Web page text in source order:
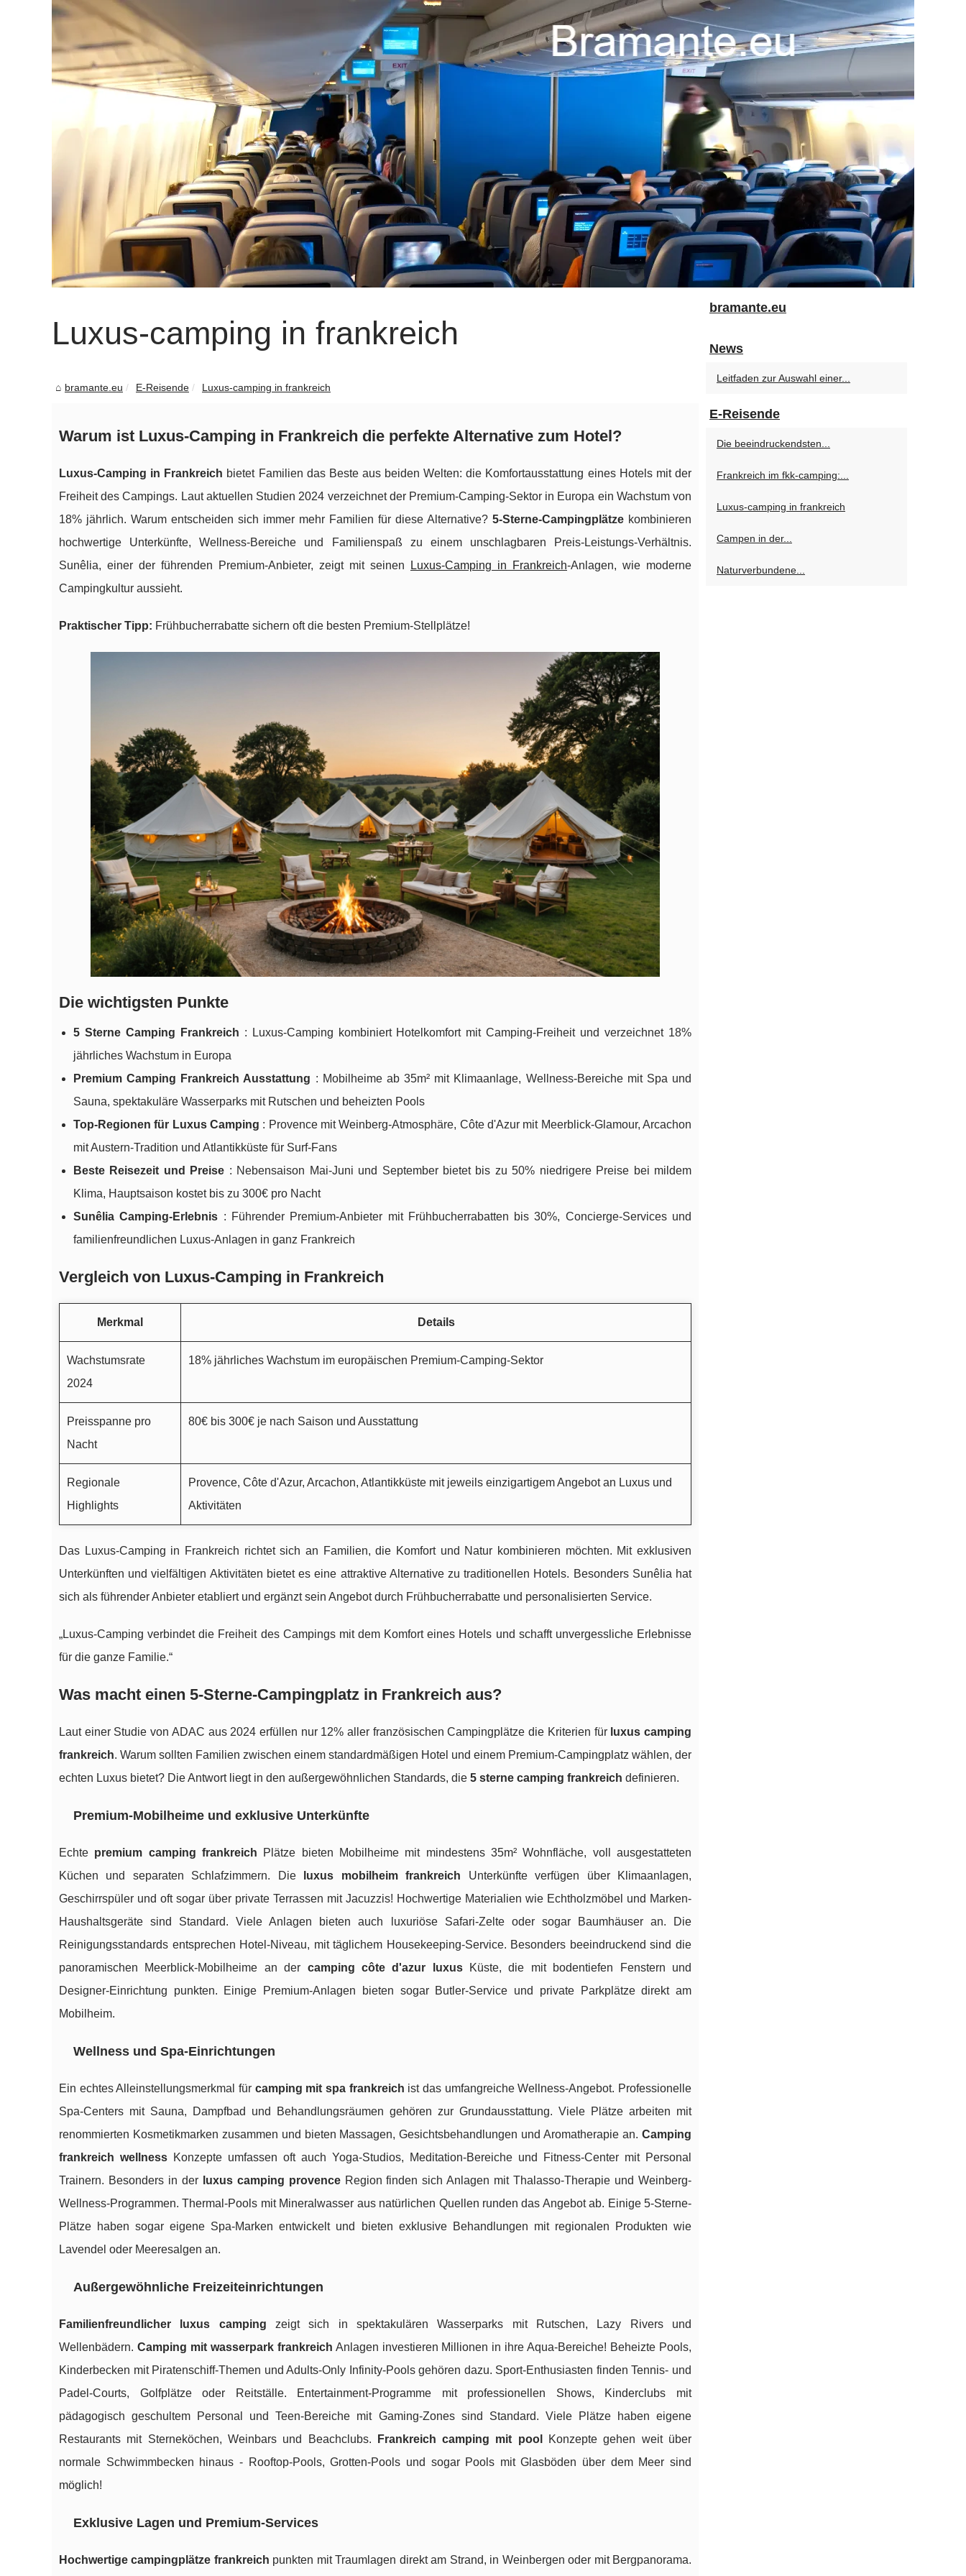
Luxus-camping in frankreich
bramante.eu E-Reisende Luxus-camping in frankreich
Warum ist Luxus-Camping in Frankreich die perfekte Alternative zum Hotel?
Luxus-Camping in Frankreich bietet Familien das Beste aus beiden Welten: die Komfortausstattung eines Hotels mit der
Freiheit des Campings. Laut aktuellen Studien 2024 verzeichnet der Premium-Camping-Sektor in Europa ein Wachstum von
18% jährlich. Warum entscheiden sich immer mehr Familien für diese Alternative? 5-Sterne-Campingplätze kombinieren
hochwertige Unterkünfte, Wellness-Bereiche und Familienspaß zu einem unschlagbaren Preis-Leistungs-Verhältnis.
Sunêlia, einer der führenden Premium-Anbieter, zeigt mit seinen
Luxus-Camping in Frankreich-Anlagen, wie moderne
Campingkultur aussieht.
Praktischer Tipp: Frühbucherrabatte sichern oft die besten Premium-Stellplätze!
Die wichtigsten Punkte
5 Sterne Camping Frankreich : Luxus-Camping kombiniert Hotelkomfort mit Camping-Freiheit und verzeichnet 18%
jährliches Wachstum in Europa
Premium Camping Frankreich Ausstattung : Mobilheime ab 35m² mit Klimaanlage, Wellness-Bereiche mit Spa und
Sauna, spektakuläre Wasserparks mit Rutschen und beheizten Pools
Top-Regionen für Luxus Camping : Provence mit Weinberg-Atmosphäre, Côte d'Azur mit Meerblick-Glamour, Arcachon
mit Austern-Tradition und Atlantikküste für Surf-Fans
Beste Reisezeit und Preise : Nebensaison Mai-Juni und September bietet bis zu 50% niedrigere Preise bei mildem
Klima, Hauptsaison kostet bis zu 300€ pro Nacht
Sunêlia Camping-Erlebnis : Führender Premium-Anbieter mit Frühbucherrabatten bis 30%, Concierge-Services und
familienfreundlichen Luxus-Anlagen in ganz Frankreich
Vergleich von Luxus-Camping in Frankreich
Merkmal Details
Wachstumsrate
2024
18% jährliches Wachstum im europäischen Premium-Camping-Sektor
Preisspanne pro
Nacht
80€ bis 300€ je nach Saison und Ausstattung
Regionale
Highlights
Provence, Côte d'Azur, Arcachon, Atlantikküste mit jeweils einzigartigem Angebot an Luxus und
Aktivitäten
Das Luxus-Camping in Frankreich richtet sich an Familien, die Komfort und Natur kombinieren möchten. Mit exklusiven
Unterkünften und vielfältigen Aktivitäten bietet es eine attraktive Alternative zu traditionellen Hotels. Besonders Sunêlia hat
sich als führender Anbieter etabliert und ergänzt sein Angebot durch Frühbucherrabatte und personalisierten Service.
„Luxus-Camping verbindet die Freiheit des Campings mit dem Komfort eines Hotels und schafft unvergessliche Erlebnisse
für die ganze Familie.“
Was macht einen 5-Sterne-Campingplatz in Frankreich aus?
Laut einer Studie von ADAC aus 2024 erfüllen nur 12% aller französischen Campingplätze die Kriterien für luxus camping
frankreich. Warum sollten Familien zwischen einem standardmäßigen Hotel und einem Premium-Campingplatz wählen, der
echten Luxus bietet? Die Antwort liegt in den außergewöhnlichen Standards, die 5 sterne camping frankreich definieren.
Premium-Mobilheime und exklusive Unterkünfte
Echte premium camping frankreich Plätze bieten Mobilheime mit mindestens 35m² Wohnfläche, voll ausgestatteten
Küchen und separaten Schlafzimmern. Die
luxus mobilheim frankreich Unterkünfte verfügen über Klimaanlagen,
Geschirrspüler und oft sogar über private Terrassen mit Jacuzzis! Hochwertige Materialien wie Echtholzmöbel und Marken-
Haushaltsgeräte sind Standard. Viele Anlagen bieten auch luxuriöse Safari-Zelte oder sogar Baumhäuser an. Die
Reinigungsstandards entsprechen Hotel-Niveau, mit täglichem Housekeeping-Service. Besonders beeindruckend sind die
panoramischen Meerblick-Mobilheime an der camping côte d'azur luxusKüste, die mit bodentiefen Fenstern und
Designer-Einrichtung punkten. Einige Premium-Anlagen bieten sogar Butler-Service und private Parkplätze direkt am
Mobilheim.
Wellness und Spa-Einrichtungen
Ein echtes Alleinstellungsmerkmal für camping mit spa frankreich ist das umfangreiche Wellness-Angebot. Professionelle
Spa-Centers mit Sauna, Dampfbad und Behandlungsräumen gehören zur Grundausstattung. Viele Plätze arbeiten mit
renommierten Kosmetikmarken zusammen und bieten Massagen, Gesichtsbehandlungen und Aromatherapie an. Camping
frankreich wellness Konzepte umfassen oft auch Yoga-Studios, Meditation-Bereiche und Fitness-Center mit Personal
Trainern. Besonders in der
luxus camping provenceRegion finden sich Anlagen mit Thalasso-Therapie und Weinberg-
Wellness-Programmen. Thermal-Pools mit Mineralwasser aus natürlichen Quellen runden das Angebot ab. Einige 5-Sterne-
Plätze haben sogar eigene Spa-Marken entwickelt und bieten exklusive Behandlungen mit regionalen Produkten wie
Lavendel oder Meeresalgen an.
Außergewöhnliche Freizeiteinrichtungen
Familienfreundlicher luxus camping zeigt sich in spektakulären Wasserparks mit Rutschen, Lazy Rivers und
Wellenbädern. Camping mit wasserpark frankreich Anlagen investieren Millionen in ihre Aqua-Bereiche! Beheizte Pools,
Kinderbecken mit Piratenschiff-Themen und Adults-Only Infinity-Pools gehören dazu. Sport-Enthusiasten finden Tennis- und
Padel-Courts, Golfplätze oder Reitställe. Entertainment-Programme mit professionellen Shows, Kinderclubs mit
pädagogisch geschultem Personal und Teen-Bereiche mit Gaming-Zones sind Standard. Viele Plätze haben eigene
Restaurants mit Sterneköchen, Weinbars und Beachclubs.
Frankreich camping mit pool
Konzepte gehen weit über
normale Schwimmbecken hinaus - Rooftop-Pools, Grotten-Pools und sogar Pools mit Glasböden über dem Meer sind
möglich!
Exklusive Lagen und Premium-Services
Hochwertige campingplätze frankreich punkten mit Traumlagen direkt am Strand, in Weinbergen oder mit Bergpanorama.
bramante.eu
News
Leitfaden zur Auswahl einer...
E-Reisende
Die beeindruckendsten...
Frankreich im fkk-camping:...
Luxus-camping in frankreich
Campen in der...
Naturverbundene...